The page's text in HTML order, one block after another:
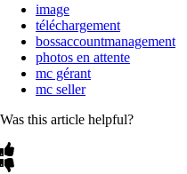
image
téléchargement
bossaccountmanagement
photos en attente
mc gérant
mc seller
Was this article helpful?